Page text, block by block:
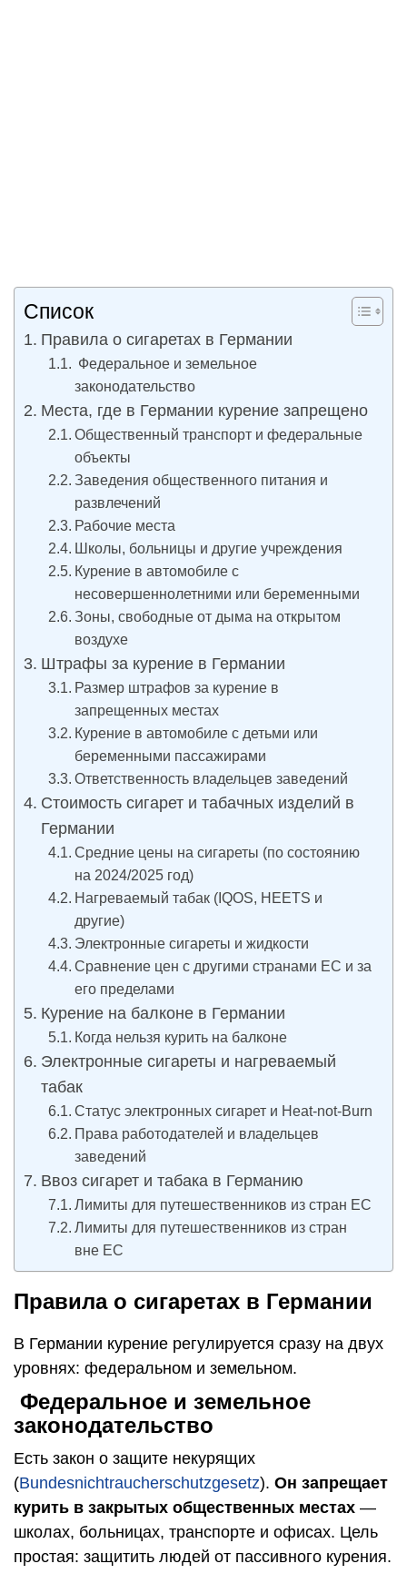
Список
Правила о сигаретах в Германии
Федеральное и земельное
законодательство
Места, где в Германии курение запрещено
Общественный транспорт и федеральные
объекты
Заведения общественного питания и
развлечений
Рабочие места
Школы, больницы и другие учреждения
Курение в автомобиле с
несовершеннолетними или беременными
Зоны, свободные от дыма на открытом
воздухе
Штрафы за курение в Германии
Размер штрафов за курение в
запрещенных местах
Курение в автомобиле с детьми или
беременными пассажирами
Ответственность владельцев заведений
Стоимость сигарет и табачных изделий в
Германии
Средние цены на сигареты (по состоянию
на 2024/2025 год)
Нагреваемый табак (IQOS, HEETS и
другие)
Электронные сигареты и жидкости
Сравнение цен с другими странами ЕС и за
его пределами
Курение на балконе в Германии
Когда нельзя курить на балконе
Электронные сигареты и нагреваемый
табак
Статус электронных сигарет и Heat-not-Burn
Права работодателей и владельцев
заведений
Ввоз сигарет и табака в Германию
Лимиты для путешественников из стран ЕС
Лимиты для путешественников из стран
вне ЕС
Правила о сигаретах в Германии
В Германии курение регулируется сразу на двух
уровнях: федеральном и земельном.
Федеральное и земельное
законодательство
Есть закон о защите некурящих
(Bundesnichtraucherschutzgesetz). Он запрещает
курить в закрытых общественных местах —
школах, больницах, транспорте и офисах. Цель
простая: защитить людей от пассивного курения.